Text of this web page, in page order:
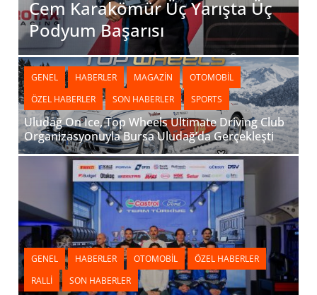
Cem Karakömür Üç Yarışta Üç
Podyum Başarısı
GENEL HABERLER MAGAZIN
OTOMOBIL
ÖZEL HABERLER
SON HABERLER SPORTS
Uludağ On Ice, Top Wheels Ultimate Driving Club
Organizasyonuyla Bursa Uludağ’da Gerçekleşti
GENEL HABERLER OTOMOBIL
ÖZEL HABERLER
RALLI
SON HABERLER